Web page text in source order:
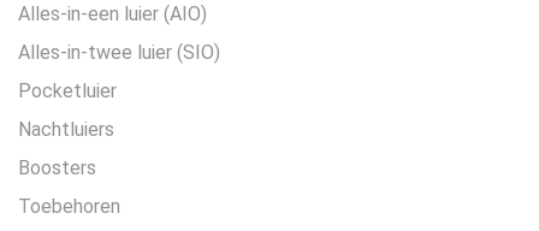
Alles-in-een luier (AIO)
Alles-in-twee luier (SIO)
Pocketluier
Nachtluiers
Boosters
Toebehoren